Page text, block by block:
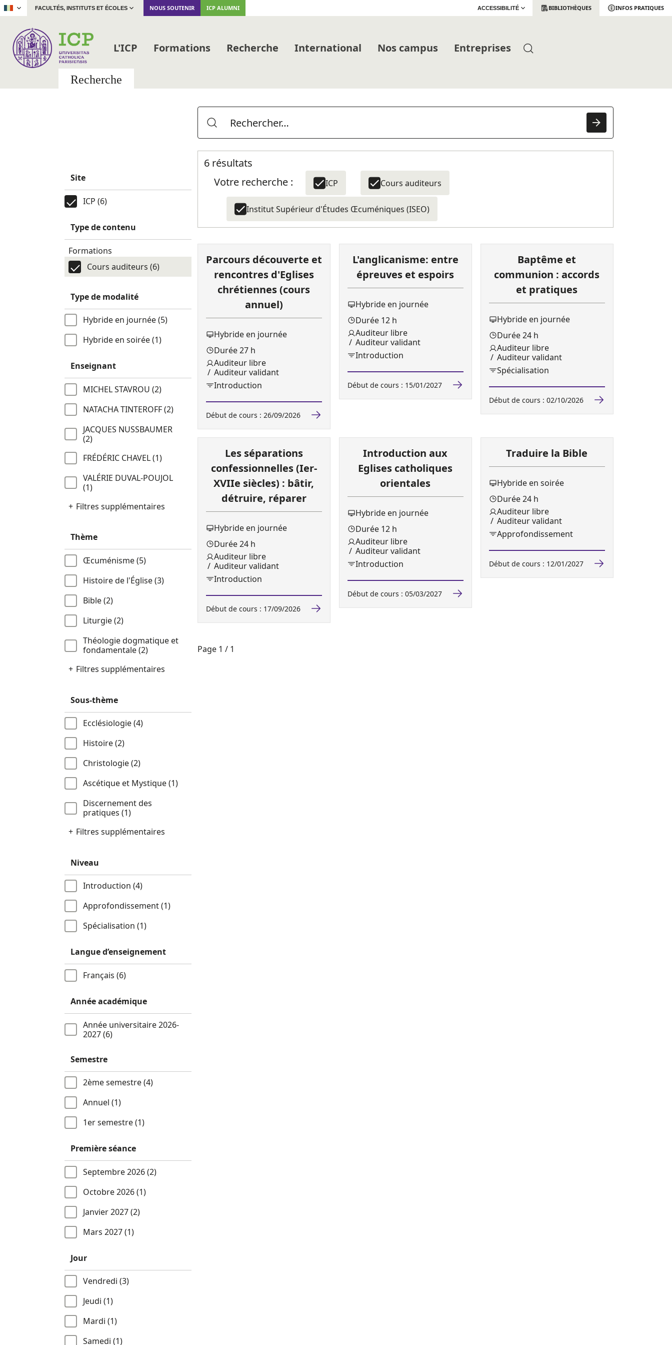
| FACULTÉS, INSTITUTS ET ÉCOLES NOUS SOUTENIR ICP ALUMNI ACCESSIBILITÉ BIBLIOTHÈQUES INFOS PRATIQUES
L'ICP Formations Recherche International Nos campus Entreprises
Recherche
6 résultats
Votre recherche :
ICP Cours auditeurs
Institut Supérieur d'Études Œcuméniques (ISEO)
Site
ICP (6)
Type de contenu
Formations
Cours auditeurs (6)
Type de modalité
Hybride en journée (5)
Hybride en soirée (1)
Enseignant
MICHEL STAVROU (2)
NATACHA TINTEROFF (2)
JACQUES NUSSBAUMER
(2)
FRÉDÉRIC CHAVEL (1)
VALÉRIE DUVAL-POUJOL
(1)
Filtres supplémentaires
Thème
Œcuménisme (5)
Histoire de l'Église (3)
Bible (2)
Liturgie (2)
Théologie dogmatique et
fondamentale (2)
Filtres supplémentaires
Sous-thème
Ecclésiologie (4)
Histoire (2)
Christologie (2)
Ascétique et Mystique (1)
Discernement des
pratiques (1)
Filtres supplémentaires
Niveau
Introduction (4)
Approfondissement (1)
Spécialisation (1)
Langue d’enseignement
Français (6)
Année académique
Année universitaire 2026-
2027 (6)
Semestre
2ème semestre (4)
Annuel (1)
1er semestre (1)
Première séance
Septembre 2026 (2)
Octobre 2026 (1)
Janvier 2027 (2)
Mars 2027 (1)
Jour
Vendredi (3)
Jeudi (1)
Mardi (1)
Samedi (1)
Parcours découverte et
rencontres d'Eglises
chrétiennes (cours
annuel)
Hybride en journée
Durée 27 h
Auditeur libre
Auditeur validant
Introduction
Début de cours : 26/09/2026
L'anglicanisme: entre
épreuves et espoirs
Hybride en journée
Durée 12 h
Auditeur libre
Auditeur validant
Introduction
Début de cours : 15/01/2027
Baptême et
communion : accords
et pratiques
Hybride en journée
Durée 24 h
Auditeur libre
Auditeur validant
Spécialisation
Début de cours : 02/10/2026
Les séparations
confessionnelles (Ier-
XVIIe siècles) : bâtir,
détruire, réparer
Hybride en journée
Durée 24 h
Auditeur libre
Auditeur validant
Introduction
Début de cours : 17/09/2026
Introduction aux
Eglises catholiques
orientales
Hybride en journée
Durée 12 h
Auditeur libre
Auditeur validant
Introduction
Début de cours : 05/03/2027
Traduire la Bible
Hybride en soirée
Durée 24 h
Auditeur libre
Auditeur validant
Approfondissement
Début de cours : 12/01/2027
Page 1 / 1